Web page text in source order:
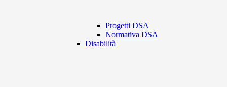
Progetti DSA
Normativa DSA
Disabilità